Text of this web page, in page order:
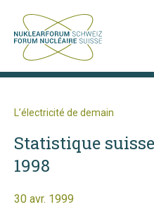
L’électricité de demain
Statistique
1998
30 avr. 1999